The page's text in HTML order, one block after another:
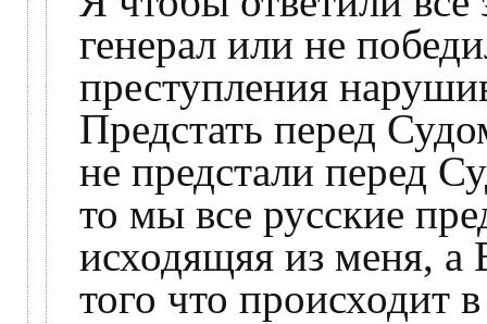
генерал или не
преступления
Предстать перед
не предстали перед
то мы все русские
исходящяя из меня,
того что происходит